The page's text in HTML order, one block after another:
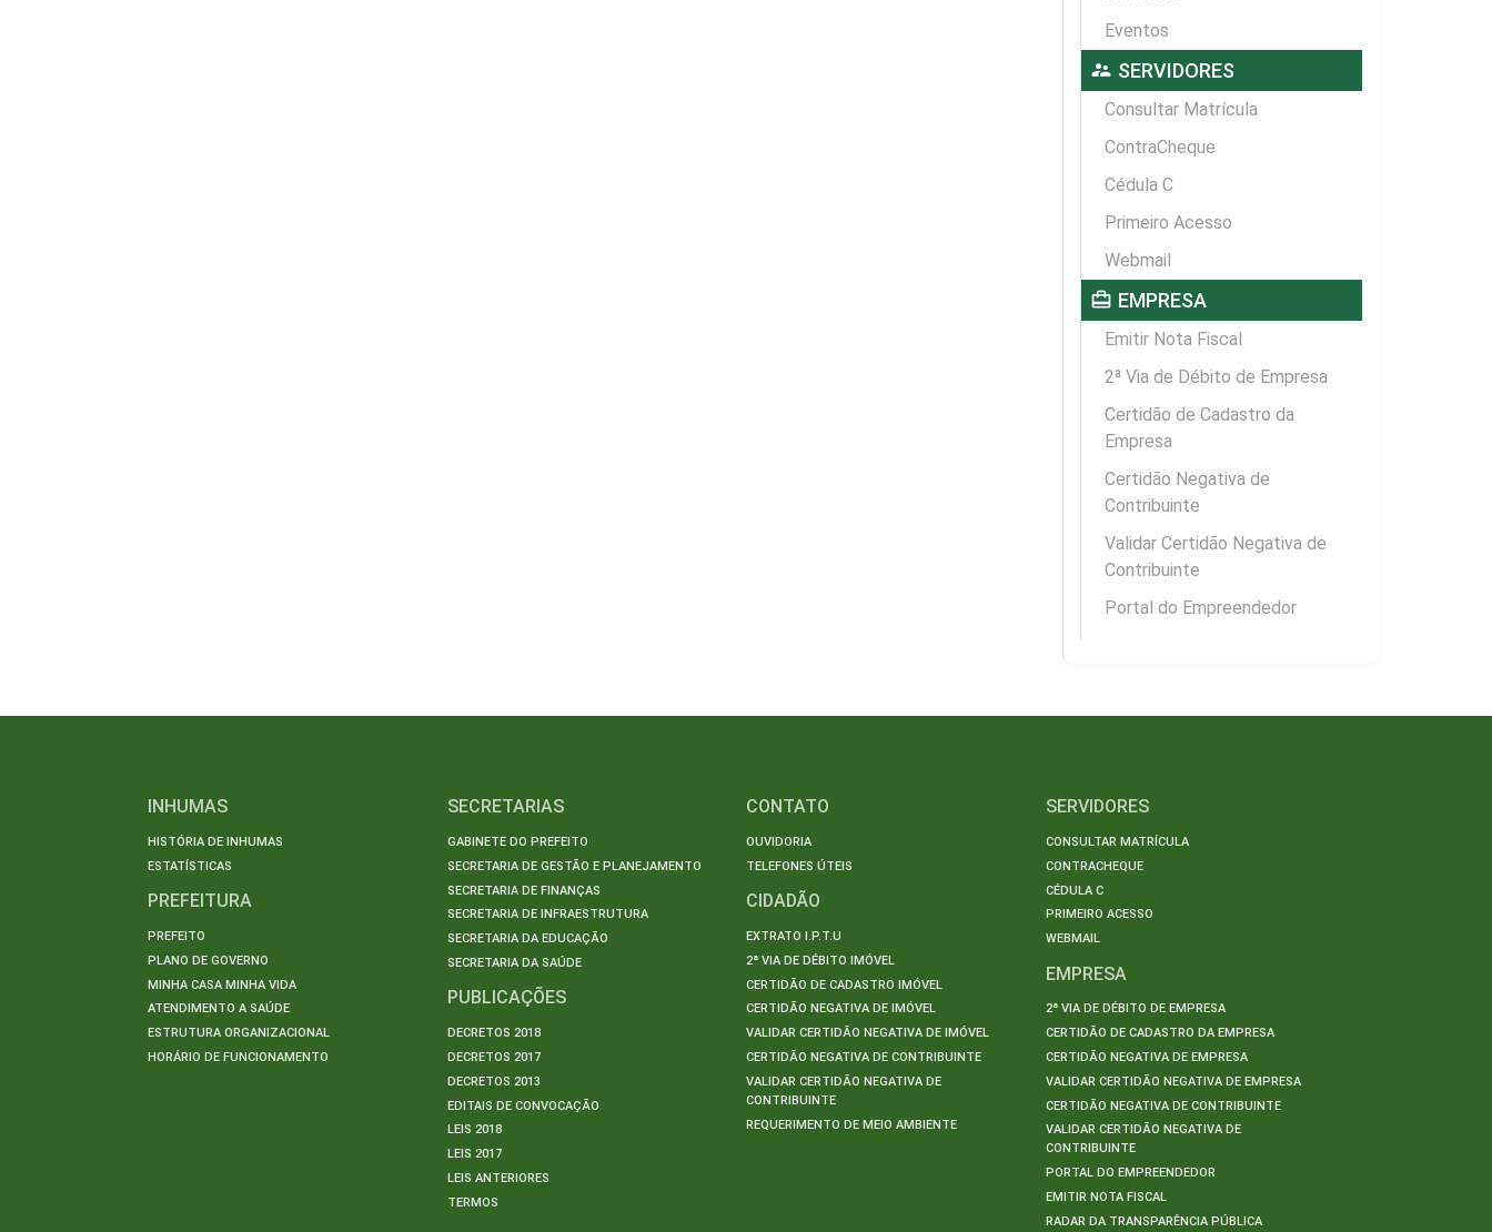
Eventos
supervisor_account SERVIDORES
Consultar Matrícula
ContraCheque
Cédula C
Primeiro Acesso
Webmail
card_travel EMPRESA
Emitir Nota Fiscal
2ª Via de Débito de Empresa
Certidão de Cadastro da
Empresa
Certidão Negativa de
Contribuinte
Validar Certidão Negativa de
Contribuinte
Portal do Empreendedor
INHUMAS
HISTÓRIA DE INHUMAS
ESTATÍSTICAS
PREFEITURA
PREFEITO
PLANO DE GOVERNO
MINHA CASA MINHA VIDA
ATENDIMENTO A SAÚDE
ESTRUTURA ORGANIZACIONAL
HORÁRIO DE FUNCIONAMENTO
SECRETARIAS
GABINETE DO PREFEITO
SECRETARIA DE GESTÃO E PLANEJAMENTO
SECRETARIA DE FINANÇAS
SECRETARIA DE INFRAESTRUTURA
SECRETARIA DA EDUCAÇÃO
SECRETARIA DA SAÚDE
PUBLICAÇÕES
DECRETOS 2018
DECRETOS 2017
DECRETOS 2013
EDITAIS DE CONVOCAÇÃO
LEIS 2018
LEIS 2017
LEIS ANTERIORES
TERMOS
CONTATO
OUVIDORIA
TELEFONES ÚTEIS
CIDADÃO
EXTRATO I.P.T.U
2ª VIA DE DÉBITO IMÓVEL
CERTIDÃO DE CADASTRO IMÓVEL
CERTIDÃO NEGATIVA DE IMÓVEL
VALIDAR CERTIDÃO NEGATIVA DE IMÓVEL
CERTIDÃO NEGATIVA DE CONTRIBUINTE
VALIDAR CERTIDÃO NEGATIVA DE
CONTRIBUINTE
REQUERIMENTO DE MEIO AMBIENTE
SERVIDORES
CONSULTAR MATRÍCULA
CONTRACHEQUE
CÉDULA C
PRIMEIRO ACESSO
WEBMAIL
EMPRESA
2ª VIA DE DÉBITO DE EMPRESA
CERTIDÃO DE CADASTRO DA EMPRESA
CERTIDÃO NEGATIVA DE EMPRESA
VALIDAR CERTIDÃO NEGATIVA DE EMPRESA
CERTIDÃO NEGATIVA DE CONTRIBUINTE
VALIDAR CERTIDÃO NEGATIVA DE
CONTRIBUINTE
PORTAL DO EMPREENDEDOR
EMITIR NOTA FISCAL
RADAR DA TRANSPARÊNCIA PÚBLICA